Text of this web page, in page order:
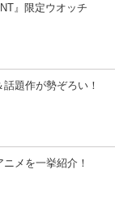
』限定ウオッチ
題作が勢ぞろい！
ニメを一挙紹介！